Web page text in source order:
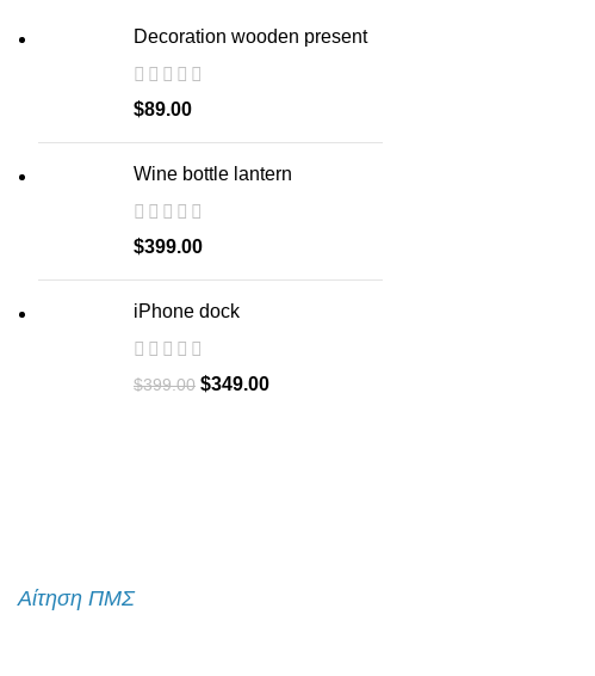
Decoration wooden present
$89.00
Wine bottle lantern
$399.00
iPhone dock
$399.00 Original
$349.00Current
Αίτηση ΠΜΣ